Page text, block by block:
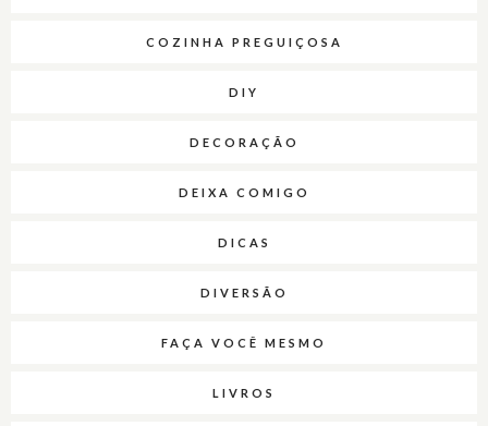
COZINHA PREGUIÇOSA
DIY
DECORAÇÃO
DEIXA COMIGO
DICAS
DIVERSÃO
FAÇA VOCÊ MESMO
LIVROS